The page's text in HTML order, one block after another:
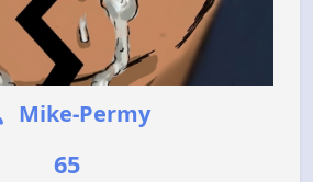
Mike-Permy
65